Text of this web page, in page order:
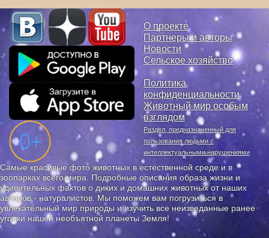
О проекте
Партнеры и авторы
Новости
Сельское хозяйство
Политика
конфиденциальности
Животный мир особым
взглядом
Раздел, предназначенный для
пользования людьми с
интеллектуальными нарушениями
Самые красивые фото животных в естественной среде и в
зоопарках всего мира. Подробные описания образа жизни и
удивительных фактов о диких и домашних животных от наших
авторов - натуралистов. Мы поможем вам погрузиться в
увлекательный мир природы и изучить все неизведанные ранее
уголки нашей необъятной планеты Земля!